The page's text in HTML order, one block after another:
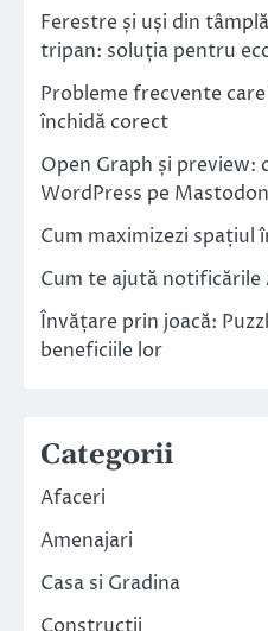
Ferestre și uși din
tripan: soluția pentru
Probleme frecvente
închidă corect
Open Graph și preview:
WordPress pe Mastodon
Cum maximizezi spațiul
Cum te ajută notificările
Învățare prin joacă:
beneficiile lor
Categorii
Afaceri
Amenajari
Casa si Gradina